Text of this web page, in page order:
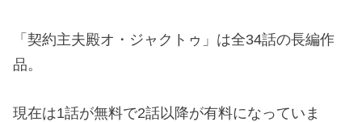
「契約主夫殿オ・ジャクトゥ」は全34話の長編作
品。
現在は1話が無料で2話以降が有料になっていま